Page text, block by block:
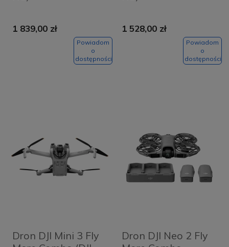
1 839,00 zł
Powiadom
o
dostępności
1 528,00 zł
Powiadom
o
dostępności
Dron DJI Mini 3 Fly
Dron DJI Neo 2 Fly